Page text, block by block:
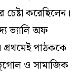
চেষ্টা করেছিলেন।
ভ্যালি অফ
প্রথমেই পাঠককে
ও সামাজিক